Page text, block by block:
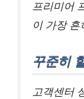
프리미어
이 가장 흔
꾸준히
고객센터